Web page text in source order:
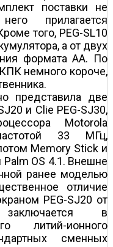
поставки не
прилагается
того, PEG-SL10
а от двух
формата АА. По
немного короче,
представила две
и Clie PEG-SJ30,
Motorola
33 МГц,
Memory Stick и
OS 4.1. Внешне
ранее моделью
отличие
PEG-SJ20 от
в
литий-ионного
сменных